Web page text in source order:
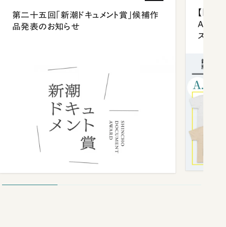
第二十五回「新潮ドキュメント賞」候補作
品発表のお知らせ
【「新
ズプレ